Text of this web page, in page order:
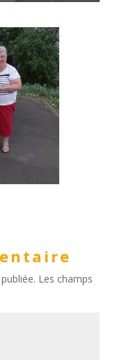
Les champs